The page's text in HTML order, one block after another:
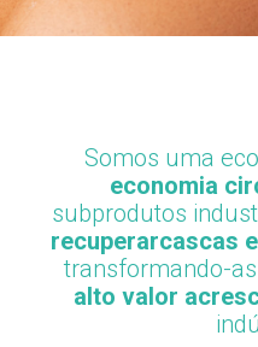
Somos uma
economia
subprodutos
recuperarcascas
transformando-
alto valor